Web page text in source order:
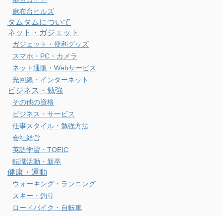
麻布台ヒルズ
タムタムについて
ネット・ガジェット
ガジェット・便利グッズ
スマホ・PC・カメラ
ネット通販・Webサービス
光回線・インターネット
ビジネス・勉強
その他の資格
ビジネス・サービス
仕事スタイル・勉強方法
会社経営
英語学習・TOEIC
転職活動・新卒
健康・運動
ウォーキング・ランニング
スキー・釣り
ロードバイク・自転車